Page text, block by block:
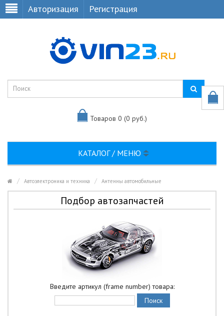
Авторизация Регистрация
Товаров 0 (0 руб.)
КАТАЛОГ / МЕНЮ
Автоэлектроника и техника Антенны автомобильные
Подбор автозапчастей
Введите артикул (frame number) товара: